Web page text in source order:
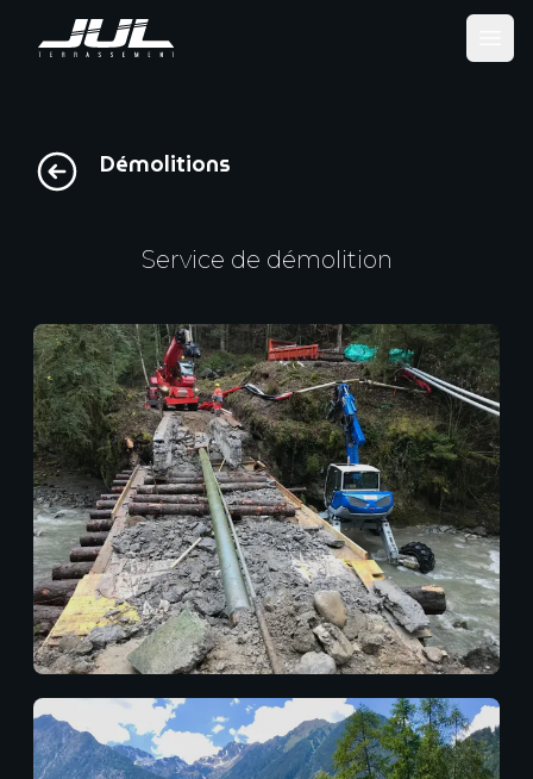
Démolitions
Service de démolition